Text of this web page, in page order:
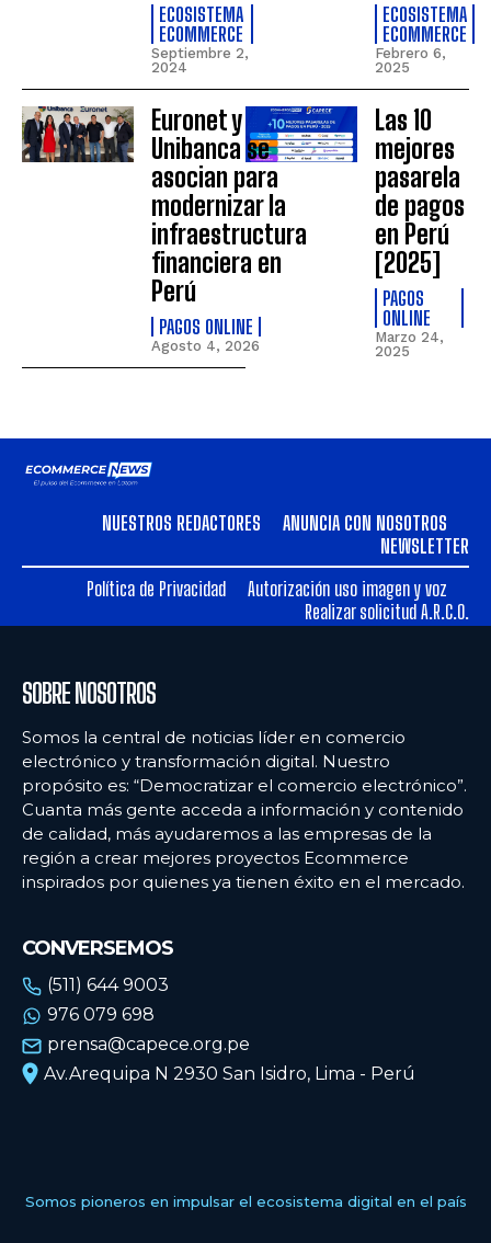
ECOSISTEMA
ECOMMERCE
Septiembre 2,
2024
ECOSISTEMA
ECOMMERCE
Febrero 6,
2025
Euronet y
Unibanca se
asocian para
modernizar la
infraestructura
financiera en
Perú
PAGOS ONLINE
Agosto 4, 2026
Las 10
mejores
pasarela
de pagos
en Perú
[2025]
PAGOS
ONLINE
Marzo 24,
2025
NUESTROS REDACTORES
ANUNCIA CON NOSOTROS
NEWSLETTER
Política de Privacidad
Autorización uso imagen y voz
Realizar solicitud A.R.C.O.
SOBRE NOSOTROS
Somos la central de noticias líder en comercio
electrónico y transformación digital. Nuestro
propósito es: “Democratizar el comercio electrónico”.
Cuanta más gente acceda a información y contenido
de calidad, más ayudaremos a las empresas de la
región a crear mejores proyectos Ecommerce
inspirados por quienes ya tienen éxito en el mercado.
CONVERSEMOS
(511) 644 9003
976 079 698
prensa@capece.org.pe
Av.Arequipa N 2930 San Isidro, Lima - Perú
Somos pioneros en impulsar el ecosistema digital en el país